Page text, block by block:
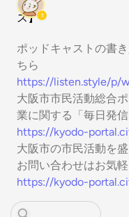
1
ポッドキャストの書
ちら
https://listen.style/p/
大阪市市民活動総合
業に関する「毎日発
https://kyodo-
大阪市の市民活動を
お問い合わせはお気
https://kyodo-